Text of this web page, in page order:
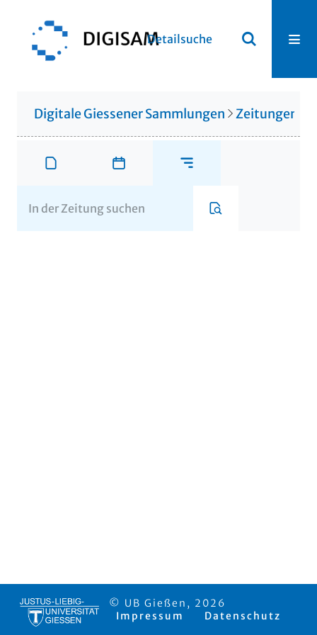
Detailsuche
Digitale Giessener Sammlungen Zeitungen
© UB Gießen, 2026
Impressum
Datenschutz